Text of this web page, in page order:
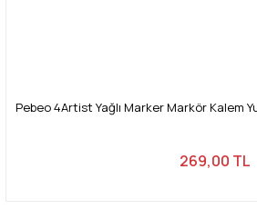
Pebeo 4Artist Yağlı Marker Markör Kalem
269,00 TL